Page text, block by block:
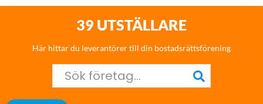
39 UTSTÄLLARE
Här hittar du leverantörer till din bostadsrättsförening